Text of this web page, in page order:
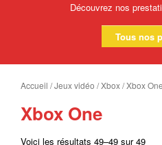
Découvrez nos
Tous nos
Accueil /Jeux vidéo /Xbox/ Xbox
Xbox One
Voici les résultats 49–49 sur 49